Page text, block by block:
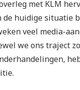
met KLM
huidige situatie
veel media-
we ons traject